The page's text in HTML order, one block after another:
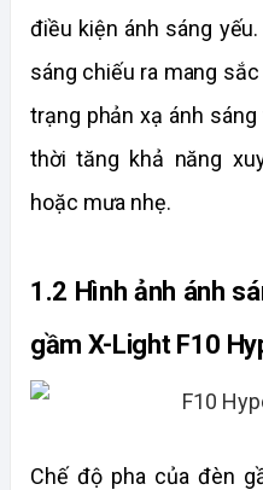
điều kiện ánh sáng
sáng chiếu ra mang
trạng phản xạ ánh
thời tăng khả năng
hoặc mưa nhẹ.
1.2 Hình ảnh ánh
gầm X-Light F10
Chế độ pha của đèn